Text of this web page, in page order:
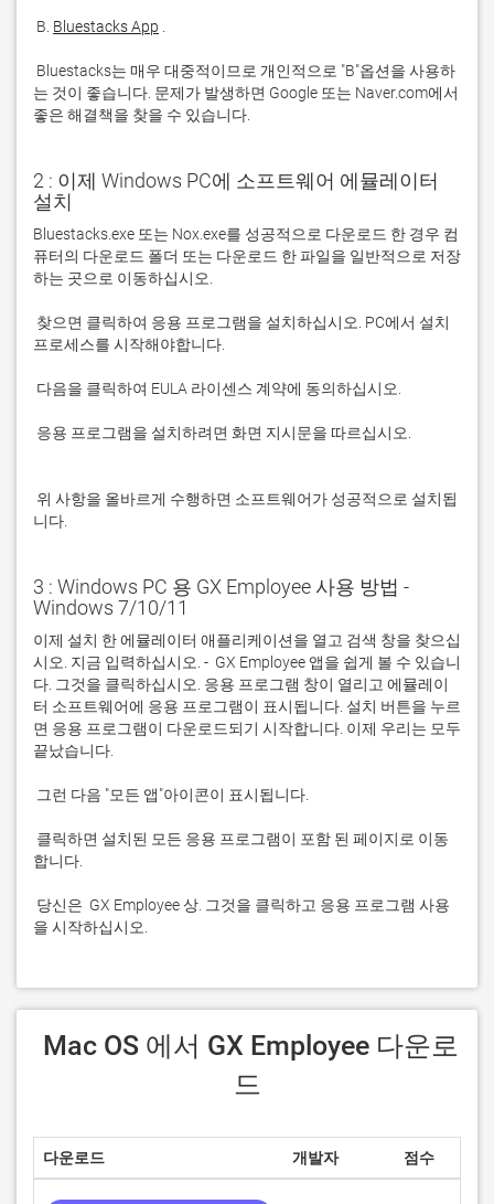
B. Bluestacks App
는 것이 좋습니다. 문제가 발생하면 Google 또는 Naver.com에서
좋은 해결책을 찾을 수 있습니다.
2 : 이제 Windows PC에 소프트웨어 에뮬레이터
설치
Bluestacks.exe 또는 Nox.exe를 성공적으로 다운로드 한 경우 컴
퓨터의 다운로드 폴더 또는 다운로드 한 파일을 일반적으로 저장
니다.
3 : Windows PC 용 GX Employee 사용 방법 -
Windows 7/10/11
이제 설치 한 에뮬레이터 애플리케이션을 열고 검색 창을 찾으십
시오. 지금 입력하십시오. -  GX Employee 앱을 쉽게 볼 수 있습니
다. 그것을 클릭하십시오. 응용 프로그램 창이 열리고 에뮬레이
터 소프트웨어에 응용 프로그램이 표시됩니다. 설치 버튼을 누르
면 응용 프로그램이 다운로드되기 시작합니다. 이제 우리는 모두
을 시작하십시오.
드
다운로드 개발자 점수